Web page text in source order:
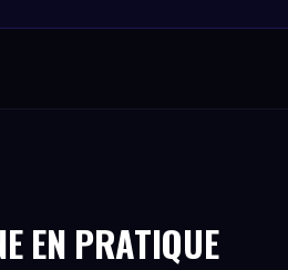
EN PRATIQUE